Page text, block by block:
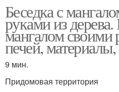
Беседка с
руками из дерева.
мангалом
печей, материалы,
9 мин.
Придомовая территория